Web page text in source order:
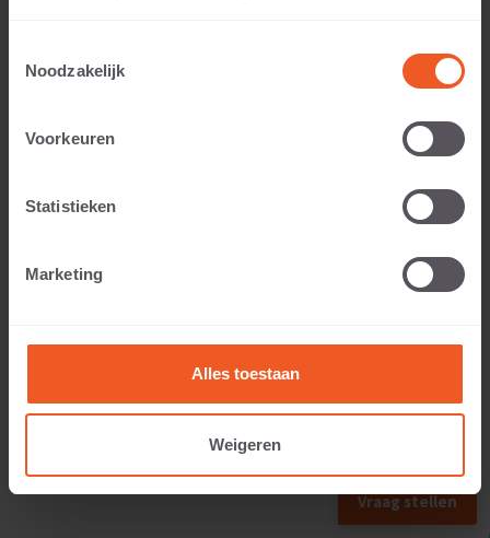
Noodzakelijk
Voorkeuren
Statistieken
Marketing
Alles toestaan
Weigeren
Vraag stellen